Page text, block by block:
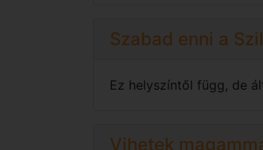
Szabad enni a
Ez helyszíntől függ, de
Vihetek